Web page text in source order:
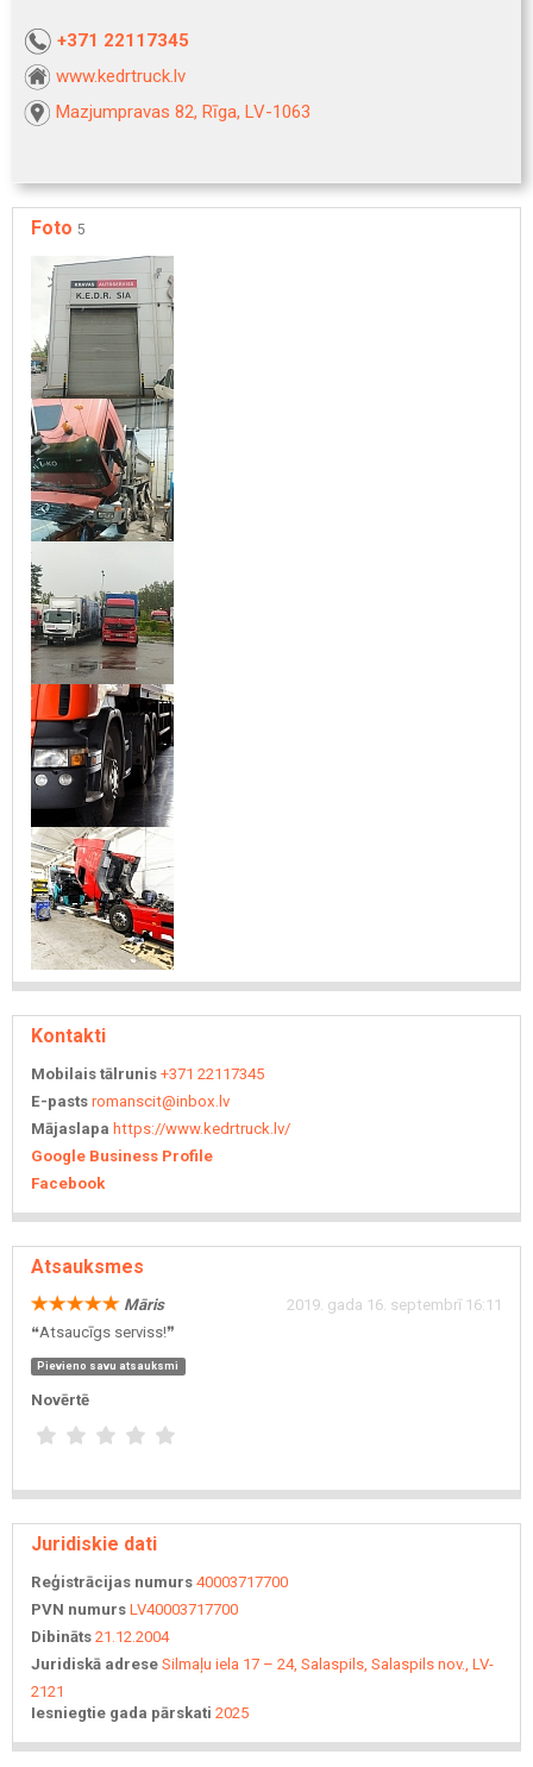
+371 22117345
www.kedrtruck.lv
Mazjumpravas 82, Rīga, LV-1063
Foto 5
Kontakti
Mobilais tālrunis +371 22117345
E-pasts romanscit@inbox.lv
Mājaslapa https://www.kedrtruck.lv/
Google Business Profile
Facebook
Atsauksmes
Māris
2019. gada 16. septembrī 16:11
❝Atsaucīgs serviss!❞
Pievieno savu atsauksmi
Novērtē
Juridiskie dati
Reģistrācijas numurs 40003717700
PVN numurs LV40003717700
Dibināts 21.12.2004
Juridiskā adrese Silmaļu iela 17 – 24, Salaspils, Salaspils nov., LV-
2121
Iesniegtie gada pārskati 2025